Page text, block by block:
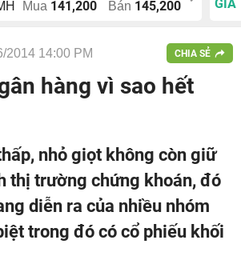
Mua 141,200 Bán 145,200
GIÁ
2014 14:00 PM CHIA SẺ
hàng vì sao hết
nhỏ giọt không còn giữ
thị trường chứng khoán, đó
diễn ra của nhiều nhóm
trong đó có cổ phiếu khối